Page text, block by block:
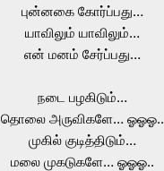
புன்னகை கோர்ப்பது…
யாவிலும் யாவிலும்…
என் மனம் சேர்ப்பது…
நடை பழகிடும்…
தொலை அருவிகளே… ஓஓஓ..
முகில் குடித்திடும்…
மலை முகடுகளே… ஓஓஓ..